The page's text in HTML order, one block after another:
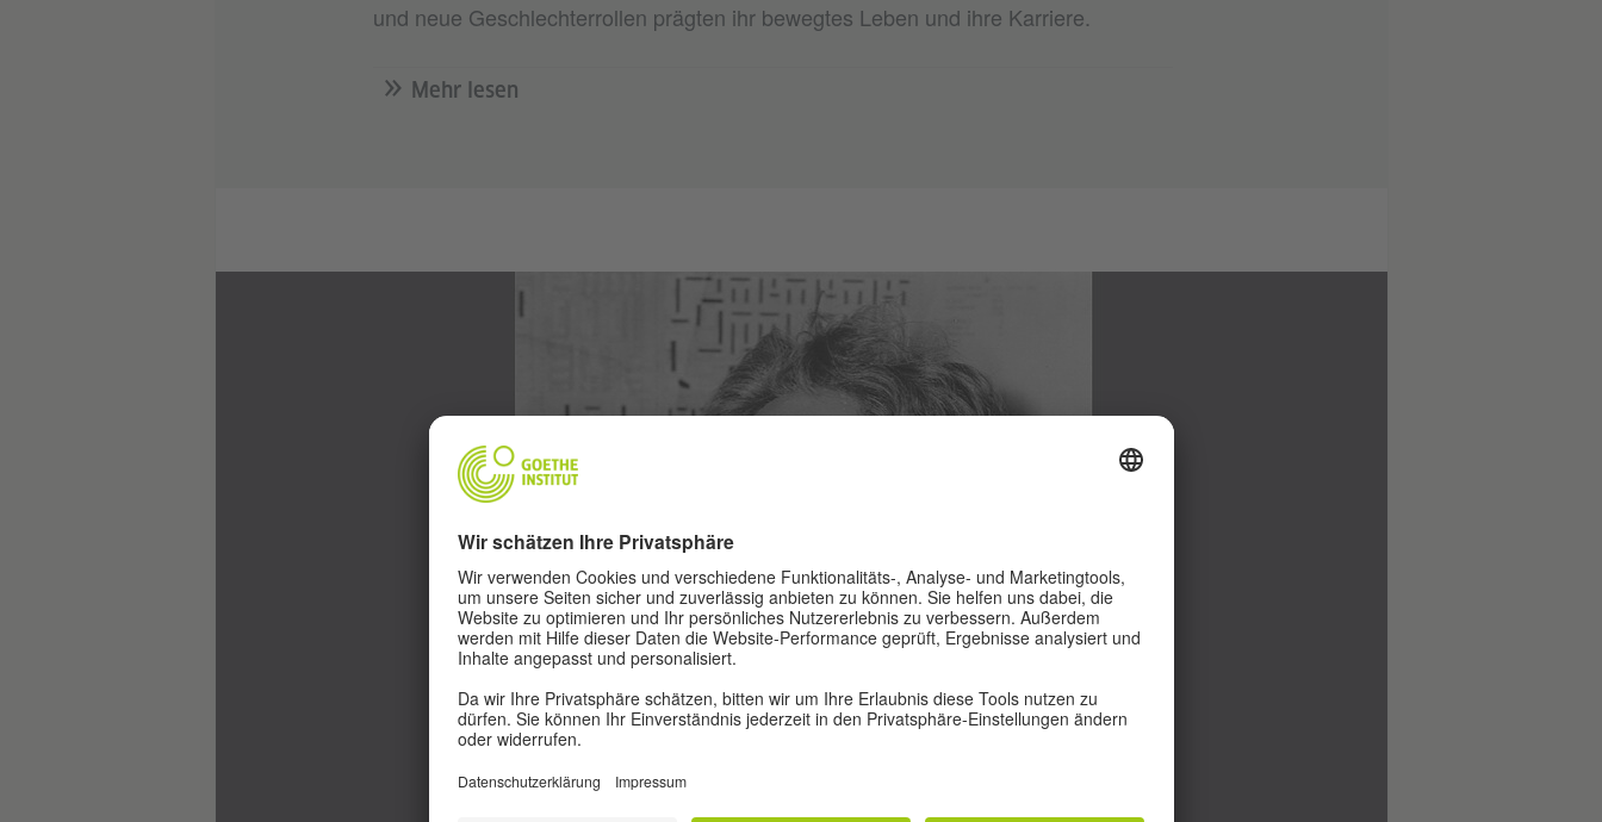
und neue Geschlechterrollen prägten ihr bewegtes Leben und ihre Karriere.
Mehr lesen